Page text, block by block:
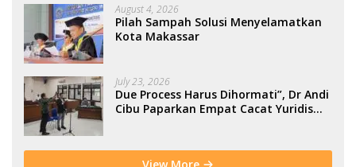
August 4, 2026
Pilah Sampah Solusi Menyelamatkan
Kota Makassar
July 23, 2026
Due Process Harus Dihormati”, Dr Andi
Cibu Paparkan Empat Cacat Yuridis